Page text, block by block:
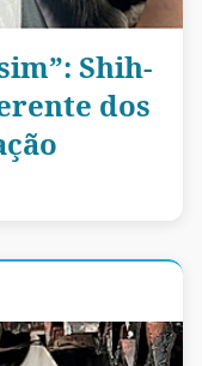
Shih-
dos